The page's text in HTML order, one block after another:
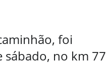
foi
no km 77